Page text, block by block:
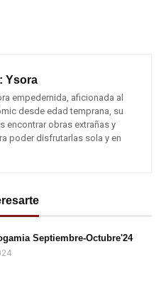
Ysora
empedernida, aficionada al
desde edad temprana, su
encontrar obras extrañas y
poder disfrutarlas sola y en
Septiembre-Octubre'24